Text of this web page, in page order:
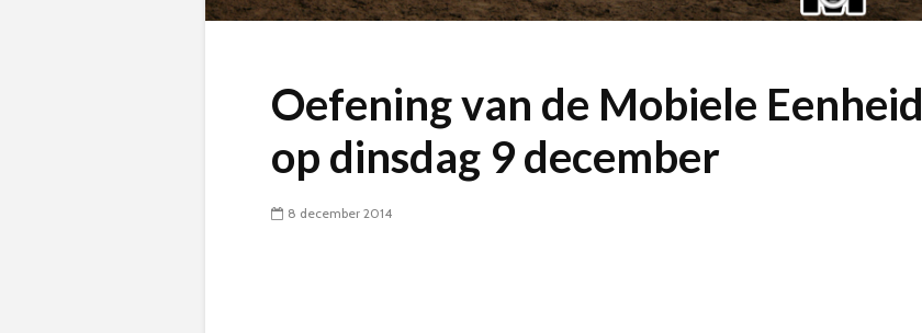
Oefening van de Mobiele Eenheid
op dinsdag 9 december
8 december 2014